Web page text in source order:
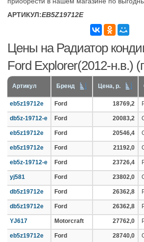
АРТИКУЛ:EB5Z19712E
Цены на Радиатор
Ford Explorer(2012-н.в.)
Артикул Бренд Цена, р.
eb5z19712e Ford 18769,2
db5z-19712-e Ford 20083,2
eb5z19712e Ford 20546,4
eb5z19712e Ford 21192,0
eb5z-19712-e Ford 23726,4
yj581 Ford 23802,0
db5z19712e Ford 26362,8
db5z19712e Ford 26362,8
YJ617 Motorcraft 27762,0
eb5z19712e Ford 28740,0